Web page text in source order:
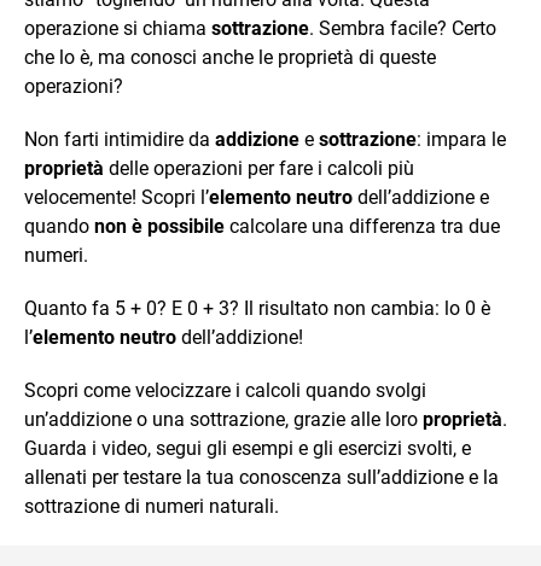
operazione si chiama sottrazione. Sembra facile? Certo
che lo è, ma conosci anche le proprietà di queste
operazioni?
Non farti intimidire da addizione e sottrazione: impara le
proprietà delle operazioni per fare i calcoli più
velocemente! Scopri l’elemento neutro dell’addizione e
quando non è possibile calcolare una differenza tra due
numeri.
Quanto fa 5 + 0? E 0 + 3? Il risultato non cambia: lo 0 è
l’elemento neutro dell’addizione!
Scopri come velocizzare i calcoli quando svolgi
un’addizione o una sottrazione, grazie alle loro proprietà.
Guarda i video, segui gli esempi e gli esercizi svolti, e
allenati per testare la tua conoscenza sull’addizione e la
sottrazione di numeri naturali.